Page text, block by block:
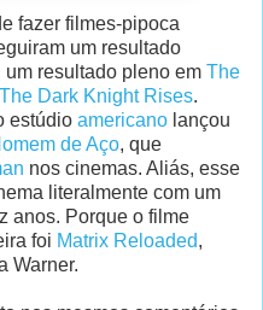
fazer filmes-pipoca
um resultado
um resultado pleno em The
The Dark Knight Rises.
estúdio americano lançou
de Aço, que
nos cinemas. Aliás, esse
literalmente com um
anos. Porque o filme
foi Matrix Reloaded,
Warner.